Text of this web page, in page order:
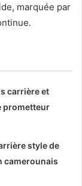
marquée par
carrière et
prometteur
style de
camerounais